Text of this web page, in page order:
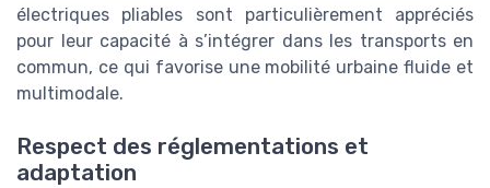
électriques pliables sont particulièrement appréciés
pour leur capacité à s’intégrer dans les transports en
commun, ce qui favorise une mobilité urbaine fluide et
multimodale.
Respect des réglementations et
adaptation